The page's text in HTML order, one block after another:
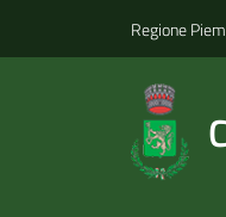
Regione